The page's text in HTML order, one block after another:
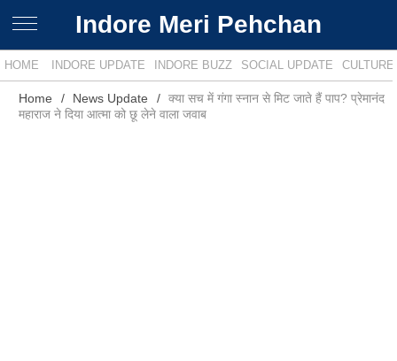
Indore Meri Pehchan
HOME INDORE UPDATE INDORE BUZZ SOCIAL UPDATE
Home News Update
क्या सच में गंगा स्नान से मिट जाते हैं पाप? प्रेमानंद
महाराज ने दिया आत्मा को छू लेने वाला जवाब